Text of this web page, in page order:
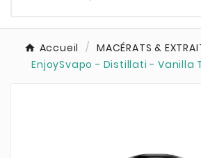
Accueil MACÉRATS &
EnjoySvapo - Distillati - Vanilla